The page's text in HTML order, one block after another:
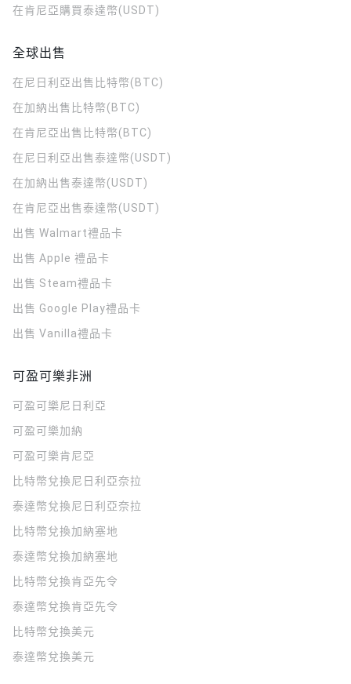
在肯尼亞購買泰達幣(USDT)
全球出售
在尼日利亞出售比特幣(BTC)
在加納出售比特幣(BTC)
在肯尼亞出售比特幣(BTC)
在尼日利亞出售泰達幣(USDT)
在加納出售泰達幣(USDT)
在肯尼亞出售泰達幣(USDT)
出售 Walmart禮品卡
出售 Apple 禮品卡
出售 Steam禮品卡
出售 Google Play禮品卡
出售 Vanilla禮品卡
可盈可樂非洲
可盈可樂 尼日利亞
可盈可樂加納
可盈可樂肯尼亞
比特幣兌換尼日利亞奈拉
泰達幣兌換尼日利亞奈拉
比特幣兌換加納塞地
泰達幣兌換加納塞地
比特幣兌換肯亞先令
泰達幣兌換肯亞先令
比特幣兌換美元
泰達幣兌換美元